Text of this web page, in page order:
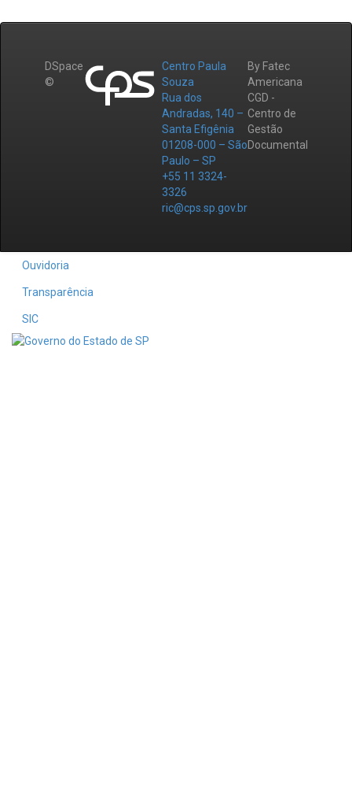
DSpace
©
Centro Paula
Souza
Rua dos
Andradas, 140 –
Santa Efigênia
01208-000 – São
Paulo – SP
+55 11 3324-
3326
ric@cps.sp.gov.br
By Fatec
Americana
CGD -
Centro de
Gestão
Documental
Ouvidoria
Transparência
SIC